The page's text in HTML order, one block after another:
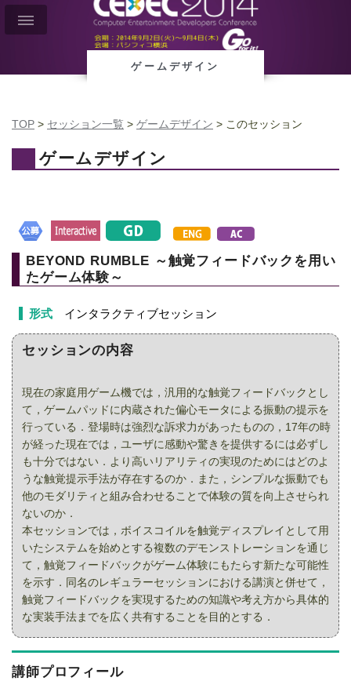
ゲームデザイン
TOP > セッション一覧 > ゲームデザイン > このセッション
ゲームデザイン
BEYOND RUMBLE ～触覚フィードバックを用い
たゲーム体験～
形式 インタラクティブセッション
セッションの内容
現在の家庭用ゲーム機では，汎用的な触覚フィードバックとし
て，ゲームパッドに内蔵された偏心モータによる振動の提示を
行っている．登場時は強烈な訴求力があったものの，17年の時
が経った現在では，ユーザに感動や驚きを提供するには必ずし
も十分ではない．より高いリアリティの実現のためにはどのよ
うな触覚提示手法が存在するのか．また，シンプルな振動でも
他のモダリティと組み合わせることで体験の質を向上させられ
ないのか．
本セッションでは，ボイスコイルを触覚ディスプレイとして用
いたシステムを始めとする複数のデモンストレーションを通じ
て，触覚フィードバックがゲーム体験にもたらす新たな可能性
を示す．同名のレギュラーセッションにおける講演と併せて，
触覚フィードバックを実現するための知識や考え方から具体的
な実装手法までを広く共有することを目的とする．
講師プロフィール